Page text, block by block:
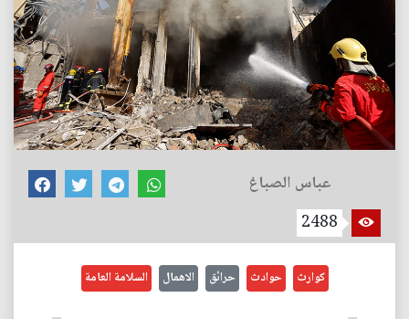
عباس الصباغ
2488
كوارث حوادث حرائق الاهمال السلامة العامة